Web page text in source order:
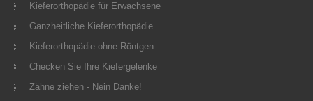
Kieferorthopädie für Erwachsene
Ganzheitliche Kieferorthopädie
Kieferorthopädie ohne Röntgen
Checken Sie Ihre Kiefergelenke
Zähne ziehen - Nein Danke!